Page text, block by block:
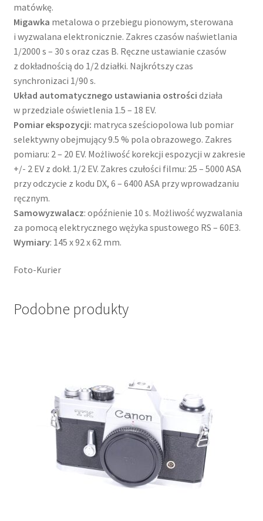
matówkę.
Migawka metalowa o przebiegu pionowym, sterowana
i wyzwalana elektronicznie. Zakres czasów naświetlania
1/2000 s – 30 s oraz czas B. Ręczne ustawianie czasów
z dokładnością do 1/2 działki. Najkrótszy czas
synchronizaci 1/90 s.
Układ automatycznego ustawiania ostrości działa
w przedziale oświetlenia 1.5 – 18 EV.
Pomiar ekspozycji: matryca sześciopolowa lub pomiar
selektywny obejmujący 9.5 % pola obrazowego. Zakres
pomiaru: 2 – 20 EV. Możliwość korekcji espozycji w zakresie
+/- 2 EV z dokł. 1/2 EV. Zakres czułości filmu: 25 – 5000 ASA
przy odczycie z kodu DX, 6 – 6400 ASA przy wprowadzaniu
ręcznym.
Samowyzwalacz: opóźnienie 10 s. Możliwość wyzwalania
za pomocą elektrycznego wężyka spustowego RS – 60E3.
Wymiary: 145 x 92 x 62 mm.
Foto-Kurier
Podobne produkty